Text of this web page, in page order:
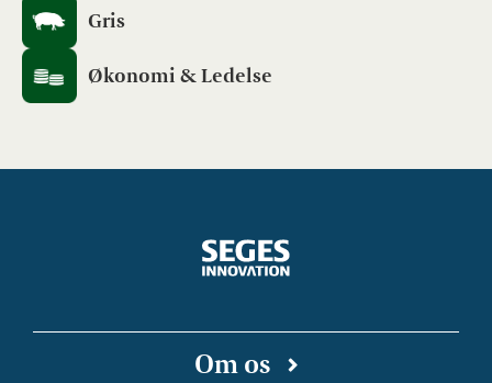
Gris
Økonomi & Ledelse
Om os